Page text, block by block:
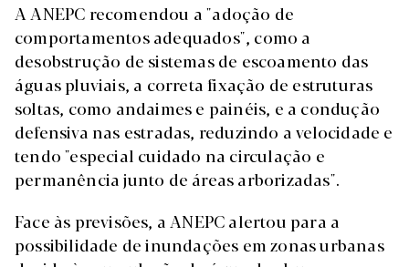
A ANEPC recomendou a "adoção de
comportamentos adequados", como a
desobstrução de sistemas de escoamento das
águas pluviais, a correta fixação de estruturas
soltas, como andaimes e painéis, e a condução
defensiva nas estradas, reduzindo a velocidade e
tendo "especial cuidado na circulação e
permanência junto de áreas arborizadas".
Face às previsões, a ANEPC alertou para a
possibilidade de inundações em zonas urbanas